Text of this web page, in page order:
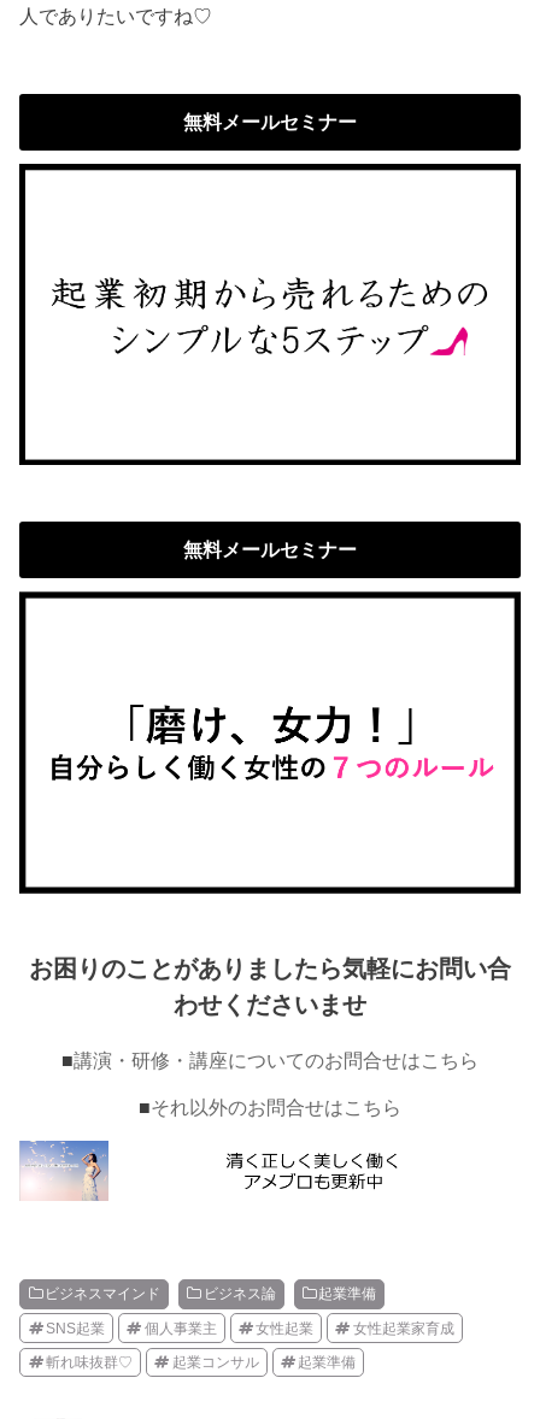
人でありたいですね♡
無料メールセミナー
無料メールセミナー
お困りのことがありましたら気軽にお問い合
わせくださいませ
■講演・研修・講座についてのお問合せはこちら
■それ以外のお問合せはこちら
ビジネスマインド ビジネス論 起業準備
SNS起業 個人事業主 女性起業 女性起業家育成
斬れ味抜群♡ 起業コンサル 起業準備